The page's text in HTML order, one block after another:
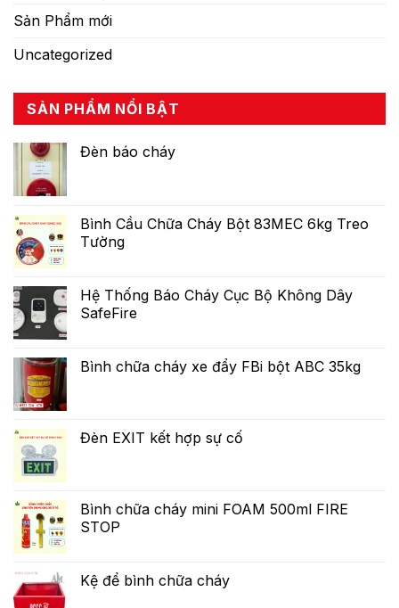
Sản Phẩm mới
Uncategorized
SẢN PHẨM NỔI BẬT
Đèn báo cháy
Bình Cầu Chữa Cháy Bột 83MEC 6kg Treo
Tường
Hệ Thống Báo Cháy Cục Bộ Không Dây
SafeFire
Bình chữa cháy xe đẩy FBi bột ABC 35kg
Đèn EXIT kết hợp sự cố
Bình chữa cháy mini FOAM 500ml FIRE
STOP
Kệ để bình chữa cháy